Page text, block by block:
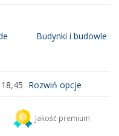
Budynki i budowle
Rozwiń opcje
za wysyłkę tylko raz!
Jakość premium